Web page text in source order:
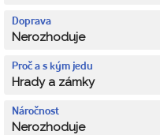
Doprava
Nerozhoduje
Proč a s kým jedu
Hrady a zámky
Náročnost
Nerozhoduje